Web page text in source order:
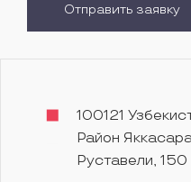
Отправить заявку
100121
Район
Руставели, 150